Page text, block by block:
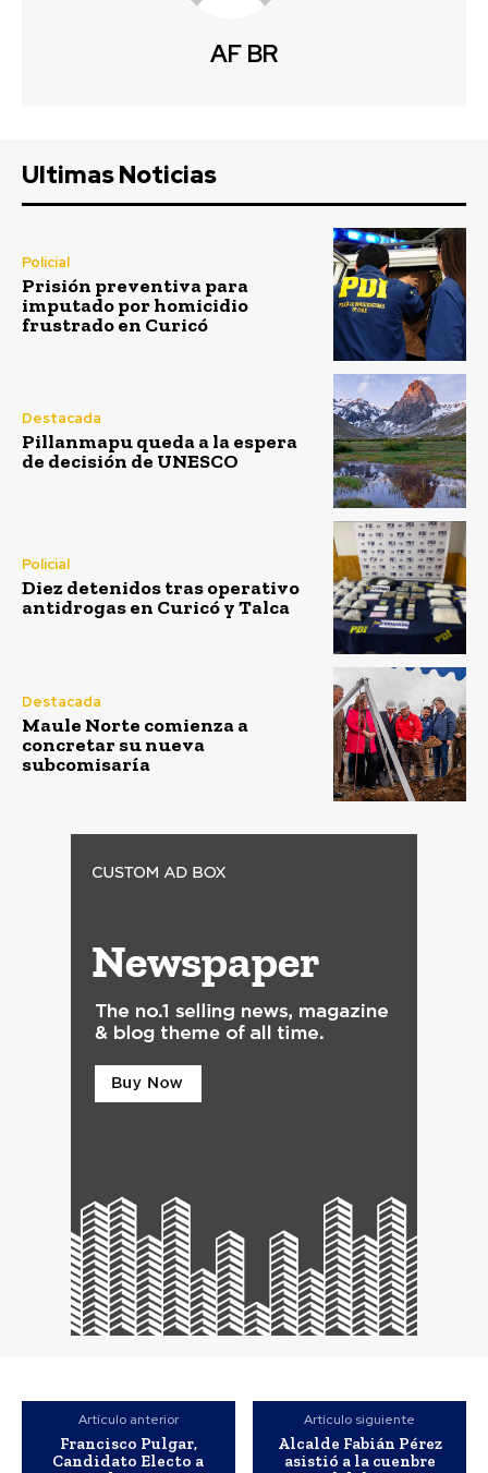
AF BR
Ultimas Noticias
Policial
Prisión preventiva para
imputado por homicidio
frustrado en Curicó
Destacada
Pillanmapu queda a la espera
de decisión de UNESCO
Policial
Diez detenidos tras operativo
antidrogas en Curicó y Talca
Destacada
Maule Norte comienza a
concretar su nueva
subcomisaría
Artículo anterior
Francisco Pulgar,
Candidato Electo a
Artículo siguiente
Alcalde Fabián Pérez
asistió a la cuenbre